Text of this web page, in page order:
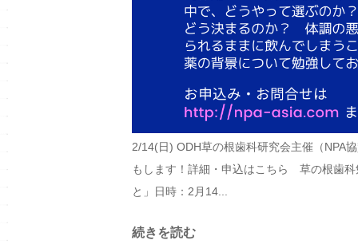
2/14(日) ODH草の根歯科研究会主催（NPA
もします！詳細・申込はこちら 草の根歯
と」日時：2月14...
続きを読む